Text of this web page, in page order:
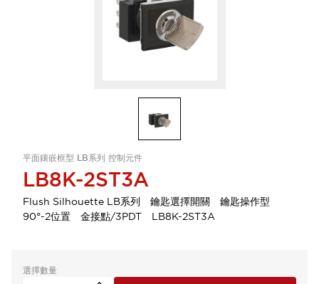
平面鑲嵌框型 LB系列 控制元件
LB8K-2ST3A
Flush Silhouette LB系列 鑰匙選擇開關 鑰匙操作型
90°-2位置 金接點/3PDT LB8K-2ST3A
選擇數量